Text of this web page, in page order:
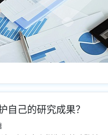
自己的研究成果？